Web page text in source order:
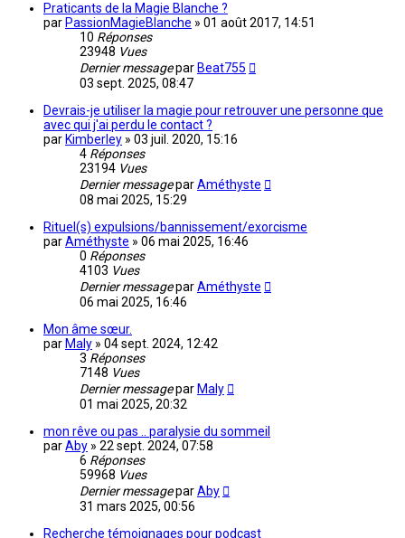
Praticants de la Magie Blanche ?
par PassionMagieBlanche » 01 août 2017, 14:51
10 Réponses
23948 Vues
Dernier messagepar Beat755
03 sept. 2025, 08:47
Devrais-je utiliser la magie pour retrouver une personne que
avec qui j'ai perdu le contact ?
par Kimberley » 03 juil. 2020, 15:16
4 Réponses
23194 Vues
Dernier messageparAméthyste
08 mai 2025, 15:29
Rituel(s) expulsions/bannissement/exorcisme
parAméthyste » 06 mai 2025, 16:46
0 Réponses
4103 Vues
Dernier messageparAméthyste
06 mai 2025, 16:46
Mon âme sœur.
par Maly » 04 sept. 2024, 12:42
3 Réponses
7148 Vues
Dernier messagepar Maly
01 mai 2025, 20:32
mon rêve ou pas .. paralysie du sommeil
parAby » 22 sept. 2024, 07:58
6 Réponses
59968 Vues
Dernier messageparAby
31 mars 2025, 00:56
Recherche témoignages pour podcast